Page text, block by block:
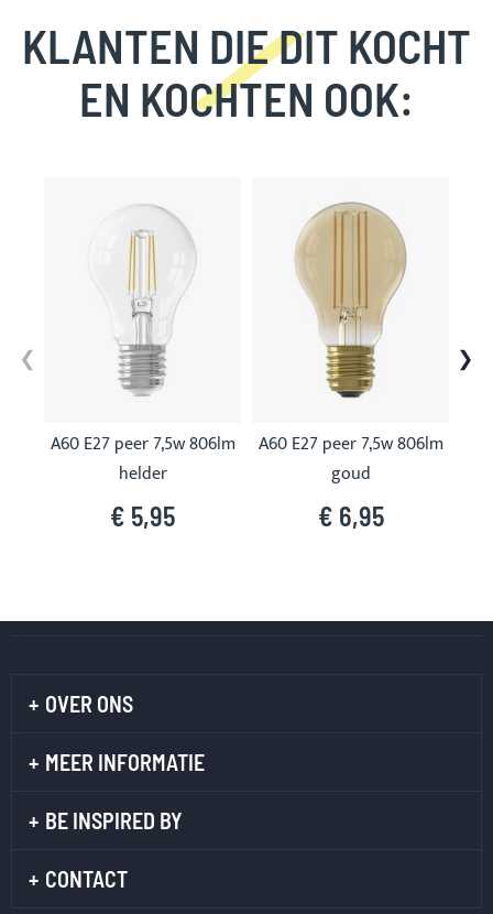
KLANTEN DIE DIT KOCHT
EN KOCHTEN OOK:
A60 E27 peer 7,5w 806lm
helder
€ 5,95
A60 E27 peer 7,5w 806lm
goud
€ 6,95
OVER ONS
MEER INFORMATIE
BE INSPIRED BY
CONTACT